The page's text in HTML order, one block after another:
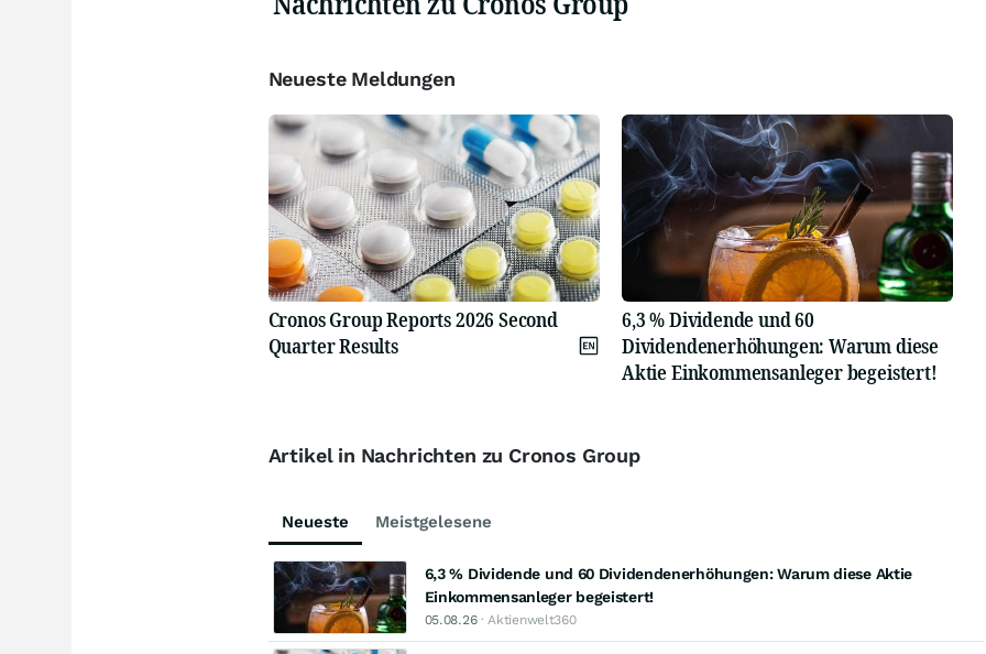
Neueste Meldungen
Cronos Group Reports 2026 Second
Quarter Results
6,3 % Dividende und 60
Dividendenerhöhungen: Warum diese
Aktie Einkommensanleger begeistert!
Artikel in Nachrichten zu Cronos Group
Neueste Meistgelesene
6,3 % Dividende und 60 Dividendenerhöhungen: Warum diese Aktie
Einkommensanleger begeistert!
05.08.26· Aktienwelt360